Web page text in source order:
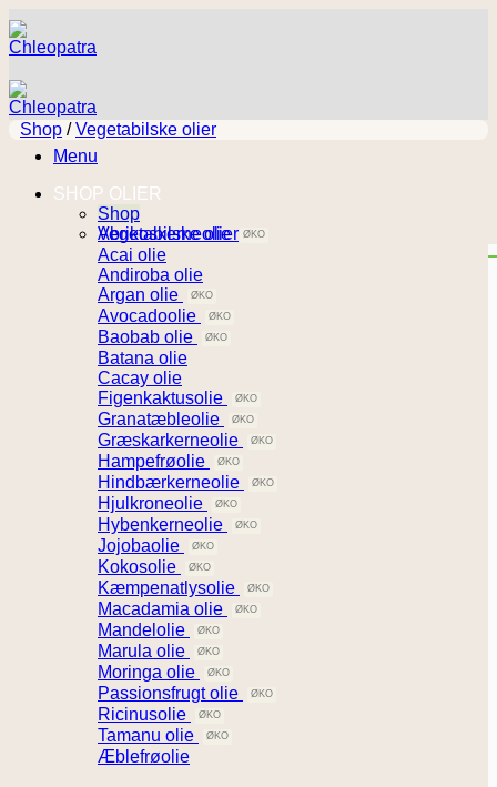
Fortsæt
til
indhold
Menu
SHOP OLIER
Shop
Vegetabilske olier
Abrikoskerneolie
Acai olie
Andiroba olie
Argan olie
Avocadoolie
Baobab olie
Batana olie
Cacay olie
Figenkaktusolie
Granatæbleolie
Græskarkerneolie
Hampefrøolie
Hindbærkerneolie
Hjulkroneolie
Hybenkerneolie
Jojobaolie
Kokosolie
Kæmpenatlysolie
Macadamia olie
Mandelolie
Marula olie
Moringa olie
Passionsfrugt olie
Ricinusolie
Tamanu olie
Æblefrøolie
Shop / Vegetabilske olier